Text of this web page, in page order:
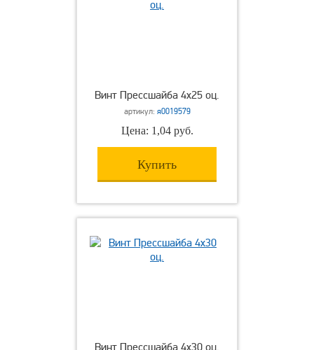
Винт Прессшайба 4х25 оц.
артикул: я0019579
Цена: 1,04 руб.
Купить
Винт Прессшайба 4х30 оц.